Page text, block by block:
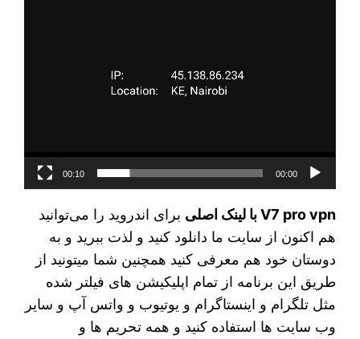
00:00
00:10
V7 pro vpn با لینک اصلی
برای اندروید را می‌توانید
هم اکنون از سایت ما دانلود کنید و لذت ببرید و به
دوستان خود هم معرفی کنید همچنین شما میتونید از
طریق این برنامه از تمام اپلیکیشن های فیلتر شده
مثل تلگرام و اینستاگرام و یوتیوب و واتس آپ و سایر
وب سایت ها استفاده کنید و همه تحریم ها و